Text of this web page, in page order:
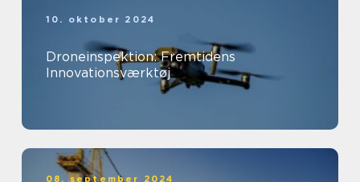
10. oktober 2024
Droneinspektion: Fremtidens
Innovationsværktøj
08. september 2024